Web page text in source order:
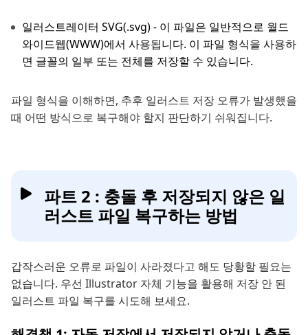
일러스트레이터 SVG(.svg) - 이 파일은 일반적으로 월드
와이드웹(WWW)에서 사용됩니다. 이 파일 형식을 사용하
면 글꼴의 일부 또는 전체를 저장할 수 있습니다.
파일 형식을 이해하면, 추후 일러스트 저장 오류가 발생했을
때 어떤 방식으로 복구해야 할지 판단하기 쉬워집니다.
파트 2 : 충돌 후 저장되지 않은 일
러스트 파일 복구하는 방법
갑작스러운 오류로 파일이 사라졌다고 해도 당황할 필요는
없습니다. 우선 Illustrator 자체 기능을 활용해 저장 안 된
일러스트 파일 복구를 시도해 보세요.